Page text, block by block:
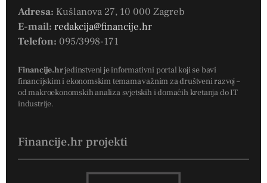
Adresa: Kušlanova 27, 10 000 Zagreb
E-mail: redakcija@financije.hr
Telefon: 095/3998-171
Financije.hrjedinstveni je informativni portal koji se bavi
financijskim i ekonomskim temama važnim za društveni razvoj –
od makroekonomskih analiza svjetskih i domaćih kretanja do IT
industrije.
Financije.hr projekti